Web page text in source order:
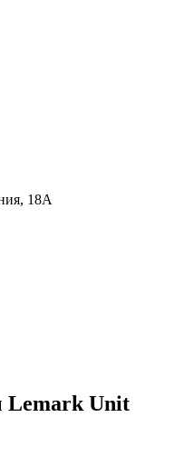
18А
Lemark Unit